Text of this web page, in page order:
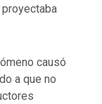
causó
a que no